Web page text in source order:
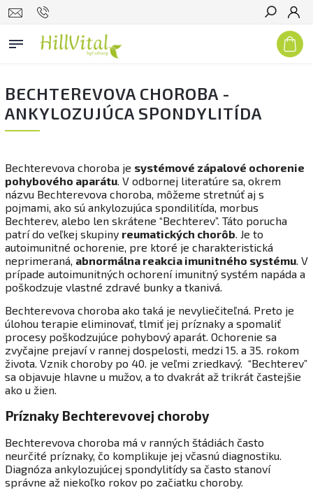
Hľadať
BECHTEREVOVA CHOROBA -
ANKYLOZUJÚCA SPONDYLITÍDA
Bechterevova choroba je systémové zápalové ochorenie
pohybového aparátu. V odbornej literatúre sa, okrem
názvu Bechterevova choroba, môžeme stretnúť aj s
pojmami, ako sú ankylozujúca spondilitída, morbus
Bechterev, alebo len skrátene “Bechterev”. Táto porucha
patrí do veľkej skupiny reumatických chorôb. Je to
autoimunitné ochorenie, pre ktoré je charakteristická
neprimeraná, abnormálna reakcia imunitného systému. V
prípade autoimunitných ochorení imunitný systém napáda a
poškodzuje vlastné zdravé bunky a tkanivá.
Bechterevova choroba ako taká je nevyliečiteľná. Preto je
úlohou terapie eliminovať, tlmiť jej príznaky a spomaliť
procesy poškodzujúce pohybový aparát. Ochorenie sa
zvyčajne prejaví v rannej dospelosti, medzi 15. a 35. rokom
života. Vznik choroby po 40. je veľmi zriedkavý. “Bechterev”
sa objavuje hlavne u mužov, a to dvakrát až trikrát častejšie
ako u žien.
Príznaky Bechterevovej choroby
Bechterevova choroba má v ranných štádiách často
neurčité príznaky, čo komplikuje jej včasnú diagnostiku.
Diagnóza ankylozujúcej spondylitídy sa často stanoví
správne až niekoľko rokov po začiatku choroby.